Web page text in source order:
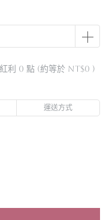
利 0 點 (約等於 NT$0 )
運送方式